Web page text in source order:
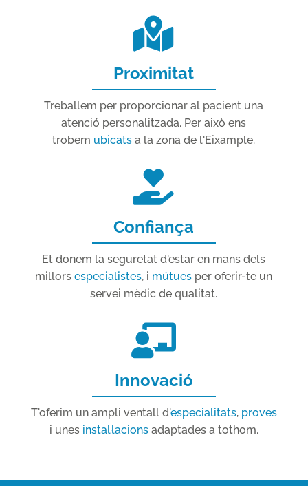
Proximitat
Treballem per proporcionar al pacient una
atenció personalitzada. Per això ens
trobem ubicats a la zona de l'Eixample.
Confiança
Et donem la seguretat d'estar en mans dels
millorsespecialistes, i mútues per oferir-te un
servei mèdic de qualitat.
Innovació
T'oferim un ampli ventall d'especialitats, proves
i unes instal·lacionsadaptades a tothom.